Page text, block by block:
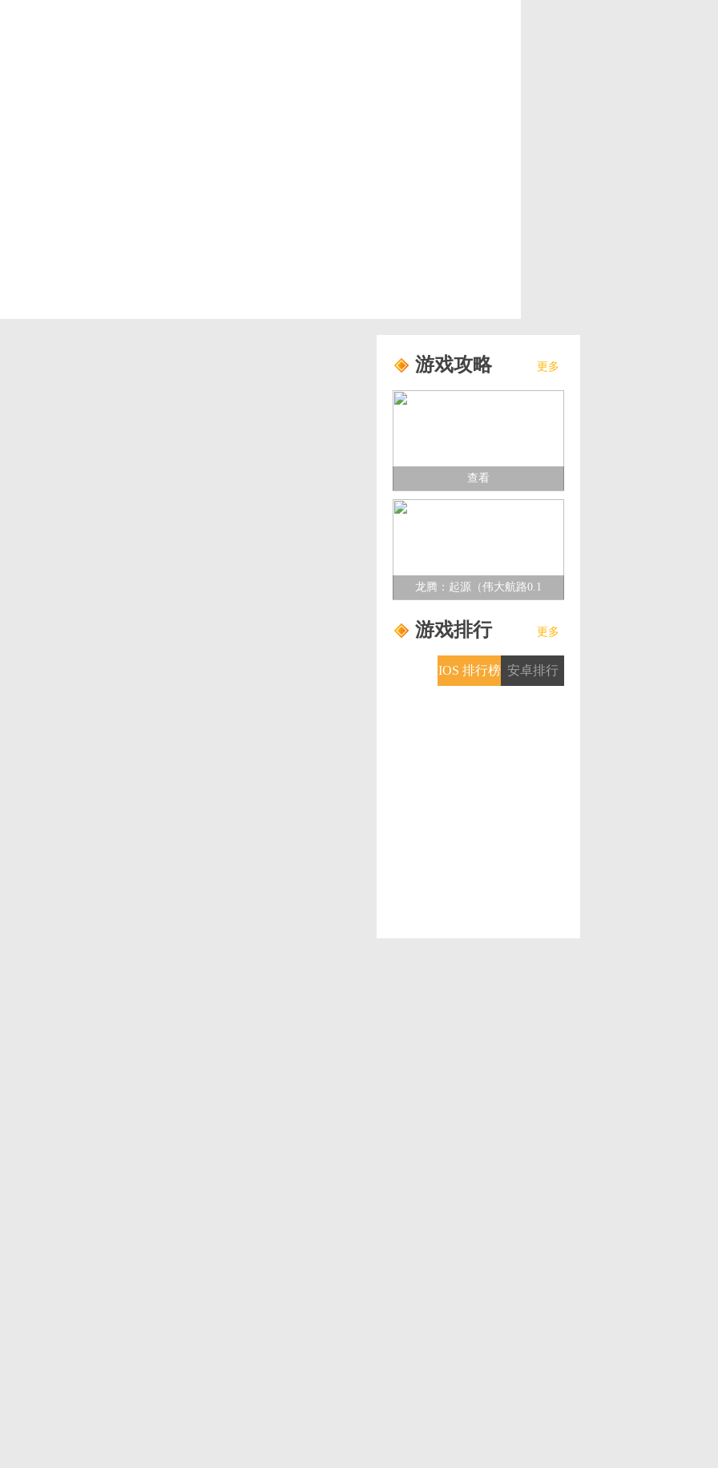
游戏攻略 更多
查看
龙腾：起源（伟大航路0.1
游戏排行 更多
IOS 排行榜 安卓排行